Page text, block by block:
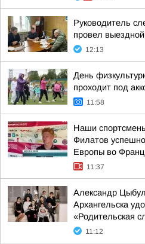
Руководитель
провел
12:13
День
проходит под
11:58
Наши
Филатов
Европы во
11:37
Александр
Архангельска
«Родительская
11:12